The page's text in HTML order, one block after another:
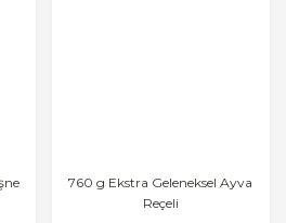
760 g Ekstra Geleneksel Ayva
Reçeli